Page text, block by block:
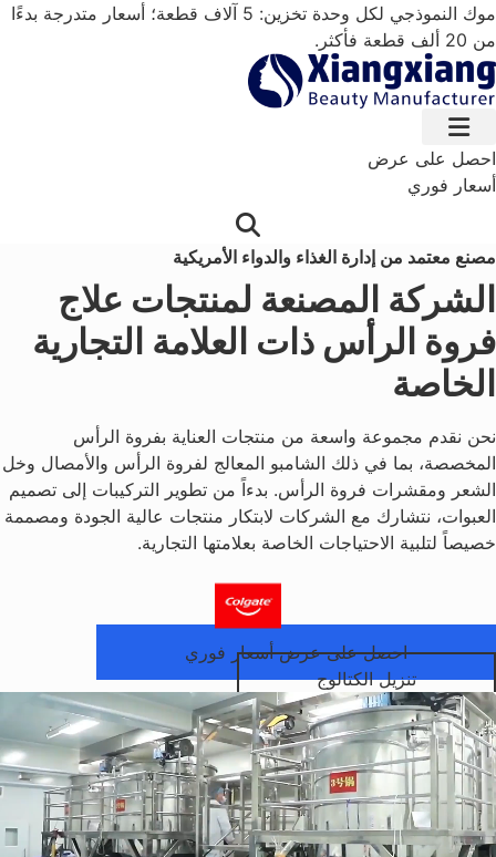
تخطي
إلى
المحتوى
موك النموذجي لكل وحدة تخزين: 5 آلاف قطعة؛ أسعار متدرجة بدءًا
من 20 ألف قطعة فأكثر.
احصل على عرض
أسعار فوري
مصنع معتمد من إدارة الغذاء والدواء الأمريكية
الشركة المصنعة لمنتجات علاج
فروة الرأس ذات العلامة التجارية
الخاصة
نحن نقدم مجموعة واسعة من منتجات العناية بفروة الرأس
المخصصة، بما في ذلك الشامبو المعالج لفروة الرأس والأمصال وخل
الشعر ومقشرات فروة الرأس. بدءاً من تطوير التركيبات إلى تصميم
العبوات، نتشارك مع الشركات لابتكار منتجات عالية الجودة ومصممة
خصيصاً لتلبية الاحتياجات الخاصة بعلامتها التجارية.
احصل على عرض أسعار فوري
تنزيل الكتالوج